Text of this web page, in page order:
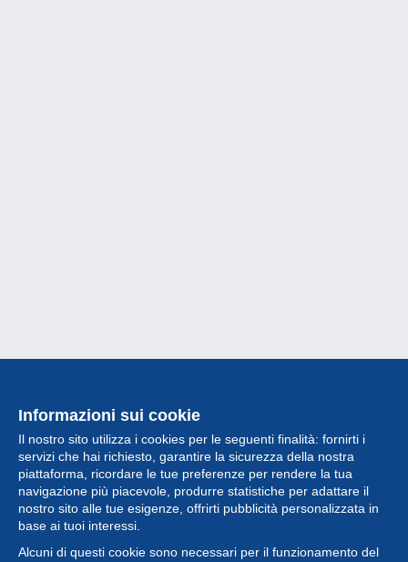
Informazioni sui cookie
Il nostro sito utilizza i cookies per le seguenti finalità: fornirti i
servizi che hai richiesto, garantire la sicurezza della nostra
piattaforma, ricordare le tue preferenze per rendere la tua
navigazione più piacevole, produrre statistiche per adattare il
nostro sito alle tue esigenze, offrirti pubblicità personalizzata in
base ai tuoi interessi.
Alcuni di questi cookie sono necessari per il funzionamento del
Collezione
Novità